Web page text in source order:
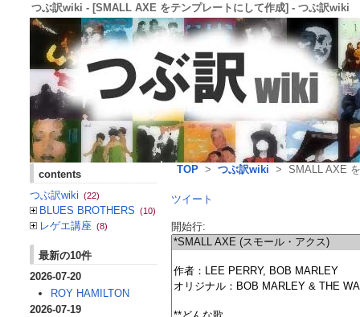
つぶ訳wiki - [SMALL AXE をテンプレートにして作成] - つぶ訳wiki
TOP > つぶ訳wiki > SMALL AXE
ツイート
開始行:
contents
つぶ訳wiki (22)
BLUES BROTHERS (10)
レゲエ講座 (8)
最新の10件
2026-07-20
ROY HAMILTON
2026-07-19